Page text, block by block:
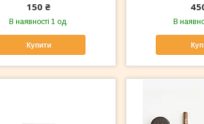
150 ₴
В наявності 1 од.
Купити
В